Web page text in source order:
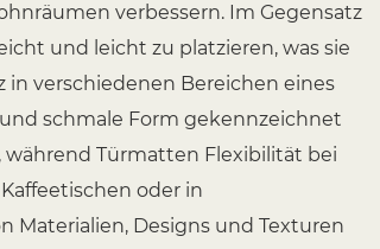
verbessern. Im Gegensatz
und leicht zu platzieren, was sie
in verschiedenen Bereichen eines
schmale Form gekennzeichnet
während Türmatten Flexibilität bei
oder in
Materialien, Designs und Texturen